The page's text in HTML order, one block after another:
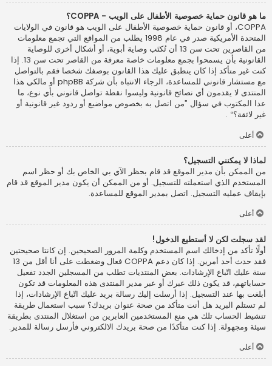
ما هو قانون حماية خصوصية الأطفال على الويب - COPPA؟
COPPA، أو قانون حماية خصوصية الأطفال على الويب هو قانون في الولايات
المتحدة الأمريكية صدر في عام 1998 يطلب من المواقع التي تجمع معلومات
من القاصرين تحت سن 13 أن تُكتَب وصاية أبوية، أو أشكال أخرى للوصاية
القانونية بأن يسمحوا بجمع معلومات خاصة معرفة من القاصر تحت سن 13. إذا
كنت غير متأكد إذا كان ينطبق عليك هذا القانون بوصفك شخصا فقم بالتواصل
مع مستشار قانوني للمساعدة، الرجاء الانتباه بأن شركة phpBB أو مالكي هذا
المنتدى لا يقدمون أي نصائح قانونية وليسوا نقطة تواصل قانوني بأي نوع، ما
عدا المكتوب في سؤال ”من اتصل به بخصوص مواضيع أو ردود غير قانونية أو
غير لائقة؟“ .
أعلى
لماذا لا يمكنني التسجيل؟
من الممكن بأن مدير الموقع قد قام بحظر الآي بي الخاص بك أو حظر اسم
المستخدم الذي استعملته للتسجيل. أو من الممكن أن يكون مدير الموقع قد قام
بإيقاف عمليه التسجيل. اتصل بمدير الموقع للمساعدة.
أعلى
لقد سجلت لكن لا أستطيع الدخول!
أولًا تأكد من إدخالك اسم المستخدم وكلمة المرور الصحيحين. إن كانتا صحيحتين
فقد حدث أحد أمرين. إذا كان دعم COPPA فعال وضغطت على أنا أقل من 13
سنة عليك اتّباع الإرشادات. بعض المنتديات تطلب من المسجلين الجدد تفعيل
حساباتهم، قد يكون ذلك عبرك أو عبر مدير المنتدى هذه المعلومات قد تكون
أبلغت بها عند التسجيل. إذا أرسلت إليك رسالة بريد عليك اتّباع الإرشادات، إذا
لم تستلم البريد هل أنت متأكد من صحة عنوان بريدك؟ سبب استعمال طريقة
تنشيط الحساب تلك هي منع المستخدمين العابرين من استغلال المنتدى بطريقة
سيئة ومجهولة. إذا كنت متأكدًا من صحة بريدك الالكتروني فأرسل رسالة للمدير.
أعلى